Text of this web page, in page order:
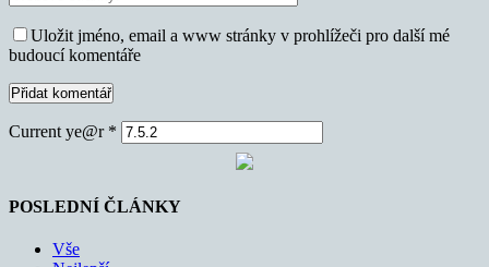
Uložit jméno, email a www stránky v prohlížeči pro další mé
budoucí komentáře
Current ye@r *
POSLEDNÍ ČLÁNKY
Vše